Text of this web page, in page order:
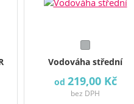
Vodováha střední
od 219,00 Kč
bez DPH